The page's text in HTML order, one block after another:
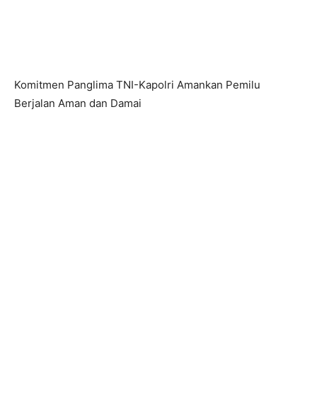
Komitmen Panglima TNI-Kapolri Amankan Pemilu
Berjalan Aman dan Damai